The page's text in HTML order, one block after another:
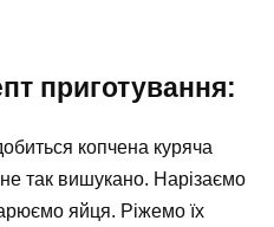
приготування:
копчена куряча
так вишукано. Нарізаємо
яйця. Ріжемо їх